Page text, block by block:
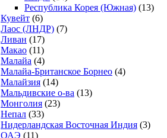
Республика Корея (Южная) (13)
Кувейт (6)
Лаос (ЛНДР) (7)
Ливан (17)
Макао (11)
Малайа (4)
Малайа-Британское Борнео (4)
Малайзия (14)
Мальдивские о-ва (13)
Монголия (23)
Непал (33)
Нидерландская Восточная Индия (3)
ОАЭ (11)